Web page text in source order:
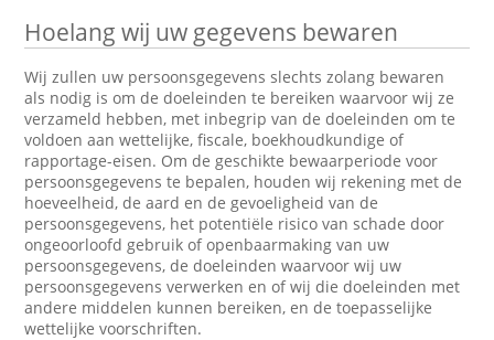
Hoelang wij uw gegevens bewaren
Wij zullen uw persoonsgegevens slechts zolang bewaren
als nodig is om de doeleinden te bereiken waarvoor wij ze
verzameld hebben, met inbegrip van de doeleinden om te
voldoen aan wettelijke, fiscale, boekhoudkundige of
rapportage-eisen. Om de geschikte bewaarperiode voor
persoonsgegevens te bepalen, houden wij rekening met de
hoeveelheid, de aard en de gevoeligheid van de
persoonsgegevens, het potentiële risico van schade door
ongeoorloofd gebruik of openbaarmaking van uw
persoonsgegevens, de doeleinden waarvoor wij uw
persoonsgegevens verwerken en of wij die doeleinden met
andere middelen kunnen bereiken, en de toepasselijke
wettelijke voorschriften.